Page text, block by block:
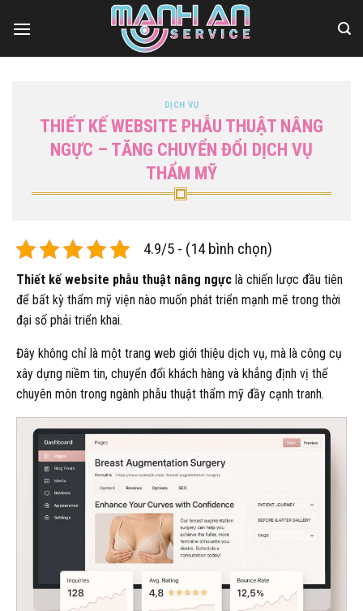
qua
DỊCH VỤ
THIẾT KẾ WEBSITE PHẪU THUẬT NÂNG
NGỰC – TĂNG CHUYỂN ĐỔI DỊCH VỤ
THẨM MỸ
4.9/5 - (14 bình chọn)
Thiết kế website phẫu thuật nâng ngực là chiến lược đầu tiên
để bất kỳ thẩm mỹ viện nào muốn phát triển mạnh mẽ trong thời
đại số phải triển khai.
Đây không chỉ là một trang web giới thiệu dịch vụ, mà là công cụ
xây dựng niềm tin, chuyển đổi khách hàng và khẳng định vị thế
chuyên môn trong ngành phẫu thuật thẩm mỹ đầy cạnh tranh.